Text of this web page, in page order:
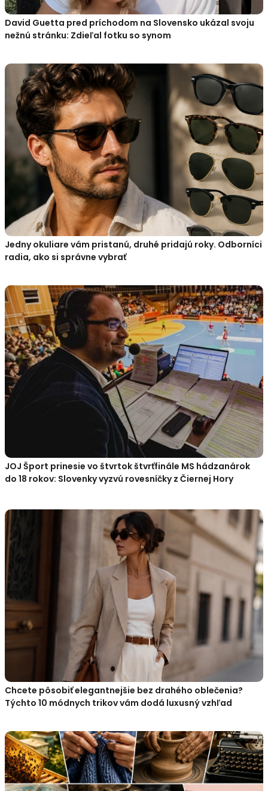
David Guetta pred príchodom na Slovensko ukázal svoju
nežnú stránku: Zdieľal fotku so synom
Jedny okuliare vám pristanú, druhé pridajú roky. Odborníci
radia, ako si správne vybrať
JOJ Šport prinesie vo štvrtok štvrťfinále MS hádzanárok
do 18 rokov: Slovenky vyzvú rovesníčky z Čiernej Hory
Chcete pôsobiť elegantnejšie bez drahého oblečenia?
Týchto 10 módnych trikov vám dodá luxusný vzhľad